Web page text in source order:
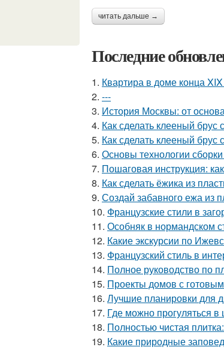
читать дальше →
Последние
1. Квартира в доме конца
2. ---
3. История Москвы: от
4. Как сделать клееный
5. Как сделать клееный
6. Основы технологии
7. Пошаговая инструкция:
8. Как сделать ёжика из
9. Создай забавного ежа из
10. Французские стили в
11. Особняк в нормандском
12. Какие экскурсии по
13. Французский стиль в
14. Полное руководство по
15. Проекты домов с
16. Лучшие планировки для
17. Где можно прогуляться в
18. Полностью чистая
19. Какие природные